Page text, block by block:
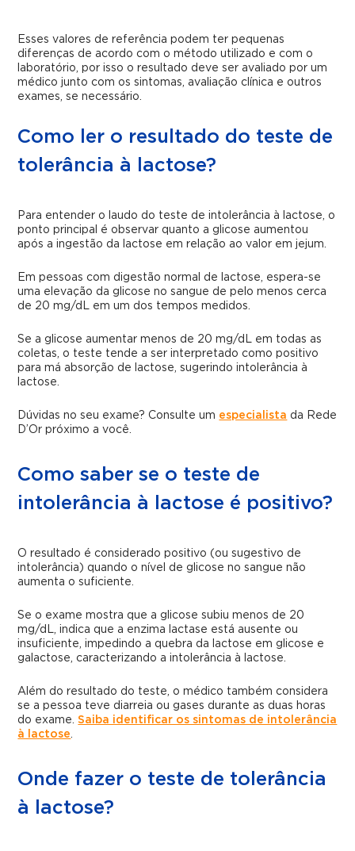
Esses valores de referência podem ter pequenas
diferenças de acordo com o método utilizado e com o
laboratório, por isso o resultado deve ser avaliado por um
médico junto com os sintomas, avaliação clínica e outros
exames, se necessário.
Como ler o resultado do teste de
tolerância à lactose?
Para entender o laudo do teste de intolerância à lactose, o
ponto principal é observar quanto a glicose aumentou
após a ingestão da lactose em relação ao valor em jejum.
Em pessoas com digestão normal de lactose, espera-se
uma elevação da glicose no sangue de pelo menos cerca
de 20 mg/dL em um dos tempos medidos.
Se a glicose aumentar menos de 20 mg/dL em todas as
coletas, o teste tende a ser interpretado como positivo
para má absorção de lactose, sugerindo intolerância à
lactose.
Dúvidas no seu exame? Consulte um especialista da Rede
D’Or próximo a você.
Como saber se o teste de
intolerância à lactose é positivo?
O resultado é considerado positivo (ou sugestivo de
intolerância) quando o nível de glicose no sangue não
aumenta o suficiente.
Se o exame mostra que a glicose subiu menos de 20
mg/dL, indica que a enzima lactase está ausente ou
insuficiente, impedindo a quebra da lactose em glicose e
galactose, caracterizando a intolerância à lactose.
Além do resultado do teste, o médico também considera
se a pessoa teve diarreia ou gases durante as duas horas
do exame.Saiba identificar os sintomas de intolerância
à lactose.
Onde fazer o teste de tolerância
à lactose?